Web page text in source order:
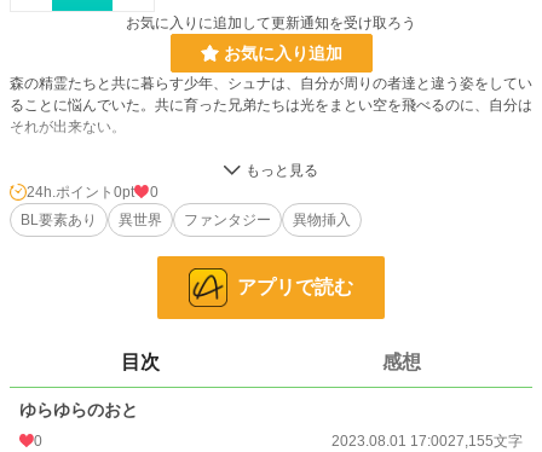
お気に入りに追加して更新通知を受け取ろう
お気に入り追加
森の精霊たちと共に暮らす少年、シュナは、自分が周りの者達と違う姿をしてい
ることに悩んでいた。共に育った兄弟たちは光をまとい空を飛べるのに、自分は
それが出来ない。
ある日、森の主に予言を告げられた。 お前は近いうちにこの森を出ることにな
る、と―――
生まれ育った森の中しか知らないシュナが不安に駆られていると、鎧を纏った人
間たちが森に乗り込んできた。シュナの姿を見た彼らは、森に迷い込んだ人間の
子供だと思い込みシュナを森から連れ出そうとするが……
※過去「玩具帝国主義」というサイトにて掲載していたものです。
小説
24h.ポイント 0pt
0
BL要素あり
異世界 ファンタジー 異物挿入
アプリで読む
目次 感想
ゆらゆらのおと
0 2023.08.01 17:0027,155文字